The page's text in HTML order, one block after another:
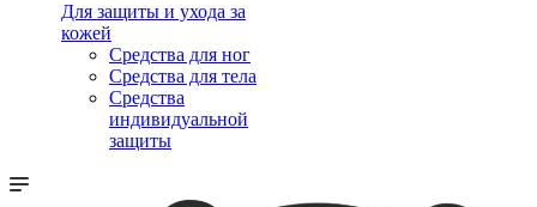
Для защиты и ухода за
кожей
Средства для ног
Средства для тела
Средства
индивидуальной
защиты